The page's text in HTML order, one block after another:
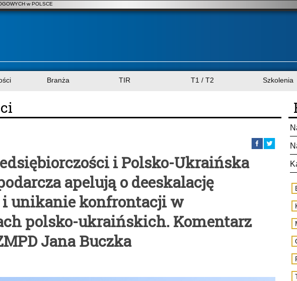
w POLSCE
Branża TIR T1 / T2 Szkolenia
i Polsko-Ukraińska
apelują o deeskalację
i unikanie konfrontacji w
polsko-ukraińskich. Komentarz
Jana Buczka